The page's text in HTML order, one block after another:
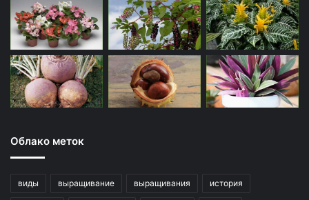
Облако меток
виды выращивание выращивания история